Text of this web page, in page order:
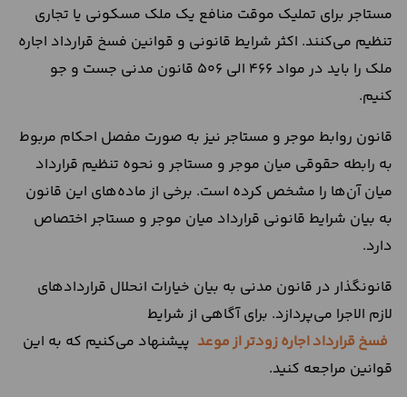
مستاجر برای تملیک موقت منافع یک ملک مسکونی یا تجاری
تنظیم می‌کنند. اکثر شرایط قانونی و قوانین فسخ قرارداد اجاره
ملک را باید در مواد 466 الی 506 قانون مدنی جست و جو
کنیم.
قانون روابط موجر و مستاجر نیز به صورت مفصل احکام مربوط
به رابطه حقوقی میان موجر و مستاجر و نحوه تنظیم قرارداد
میان آن‌ها را مشخص کرده است. برخی از ماده‌های این قانون
به بیان شرایط قانونی قرارداد میان موجر و مستاجر اختصاص
دارد.
قانونگذار در قانون مدنی به بیان خیارات انحلال قراردادهای
لازم الاجرا می‌پردازد. برای آگاهی از شرایط
فسخ قرارداداجارهزودترازموعد پیشنهاد می‌کنیم که به این
قوانین مراجعه کنید.